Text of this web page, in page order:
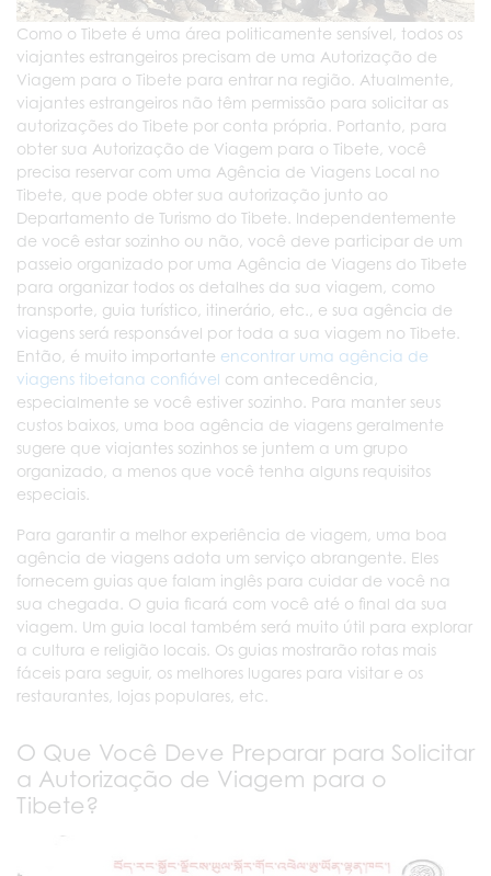
Como o Tibete é uma área politicamente sensível, todos os
viajantes estrangeiros precisam de uma Autorização de
Viagem para o Tibete para entrar na região. Atualmente,
viajantes estrangeiros não têm permissão para solicitar as
autorizações do Tibete por conta própria. Portanto, para
obter sua Autorização de Viagem para o Tibete, você
precisa reservar com uma Agência de Viagens Local no
Tibete, que pode obter sua autorização junto ao
Departamento de Turismo do Tibete. Independentemente
de você estar sozinho ou não, você deve participar de um
passeio organizado por uma Agência de Viagens do Tibete
para organizar todos os detalhes da sua viagem, como
transporte, guia turístico, itinerário, etc., e sua agência de
viagens será responsável por toda a sua viagem no Tibete.
Então, é muito importante encontrar uma agência de
viagens tibetana confiável com antecedência,
especialmente se você estiver sozinho. Para manter seus
custos baixos, uma boa agência de viagens geralmente
sugere que viajantes sozinhos se juntem a um grupo
organizado, a menos que você tenha alguns requisitos
especiais.
Para garantir a melhor experiência de viagem, uma boa
agência de viagens adota um serviço abrangente. Eles
fornecem guias que falam inglês para cuidar de você na
sua chegada. O guia ficará com você até o final da sua
viagem. Um guia local também será muito útil para explorar
a cultura e religião locais. Os guias mostrarão rotas mais
fáceis para seguir, os melhores lugares para visitar e os
restaurantes, lojas populares, etc.
O Que Você Deve Preparar para Solicitar
a Autorização de Viagem para o
Tibete?